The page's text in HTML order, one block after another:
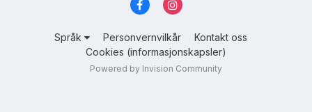
Språk Personvernvilkår
Kontakt oss
Cookies (informasjonskapsler)
Powered by Invision Community